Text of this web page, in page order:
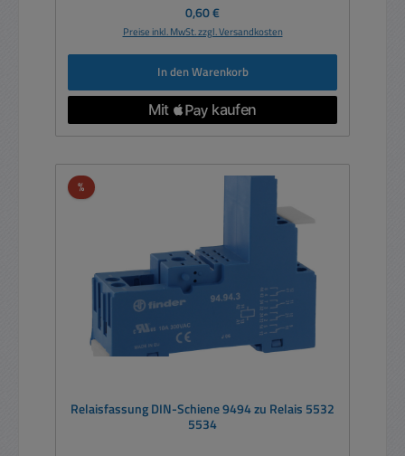
Regulärer Preis:
0,60 €
Preise inkl. MwSt. zzgl. Versandkosten
In den Warenkorb
%Rabatt
Relaisfassung DIN-Schiene 9494 zu Relais 5532
5534